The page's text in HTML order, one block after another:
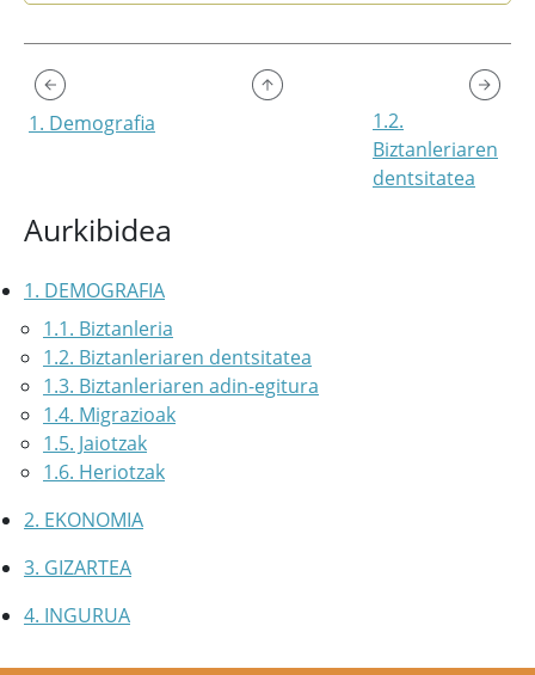
Aurkibidea
1. DEMOGRAFIA
1.1. Biztanleria
1.2. Biztanleriaren dentsitatea
1.3. Biztanleriaren adin-egitura
1.4. Migrazioak
1.5. Jaiotzak
1.6. Heriotzak
2. EKONOMIA
3. GIZARTEA
4. INGURUA
1. Demografia
1.2.
Biztanleriaren
dentsitatea